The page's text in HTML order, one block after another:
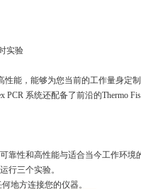
实验
性能，能够为您当前的工作量身定
系统还配备了前沿的Thermo
靠性和高性能与适合当今工作环境
行三个实验。
地方连接您的仪器。